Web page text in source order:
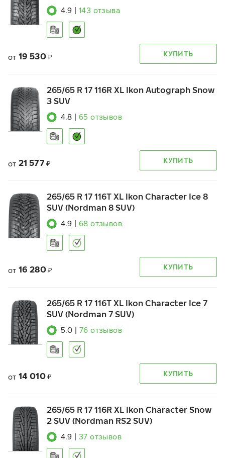
4.9 143 отзыва
от 19 530 ₽ КУПИТЬ
265/65 R 17 116R XL Ikon Autograph Snow
3 SUV
4.8 65 отзывов
от 21 577 ₽ КУПИТЬ
265/65 R 17 116T XL Ikon Character Ice 8
SUV (Nordman 8 SUV)
4.9 68 отзывов
от 16 280 ₽ КУПИТЬ
265/65 R 17 116T XL Ikon Character Ice 7
SUV (Nordman 7 SUV)
5.0 76 отзывов
от 14 010 ₽ КУПИТЬ
265/65 R 17 116R XL Ikon Character Snow
2 SUV (Nordman RS2 SUV)
4.9 37 отзывов